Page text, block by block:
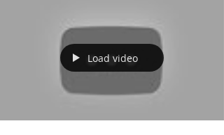
Load video